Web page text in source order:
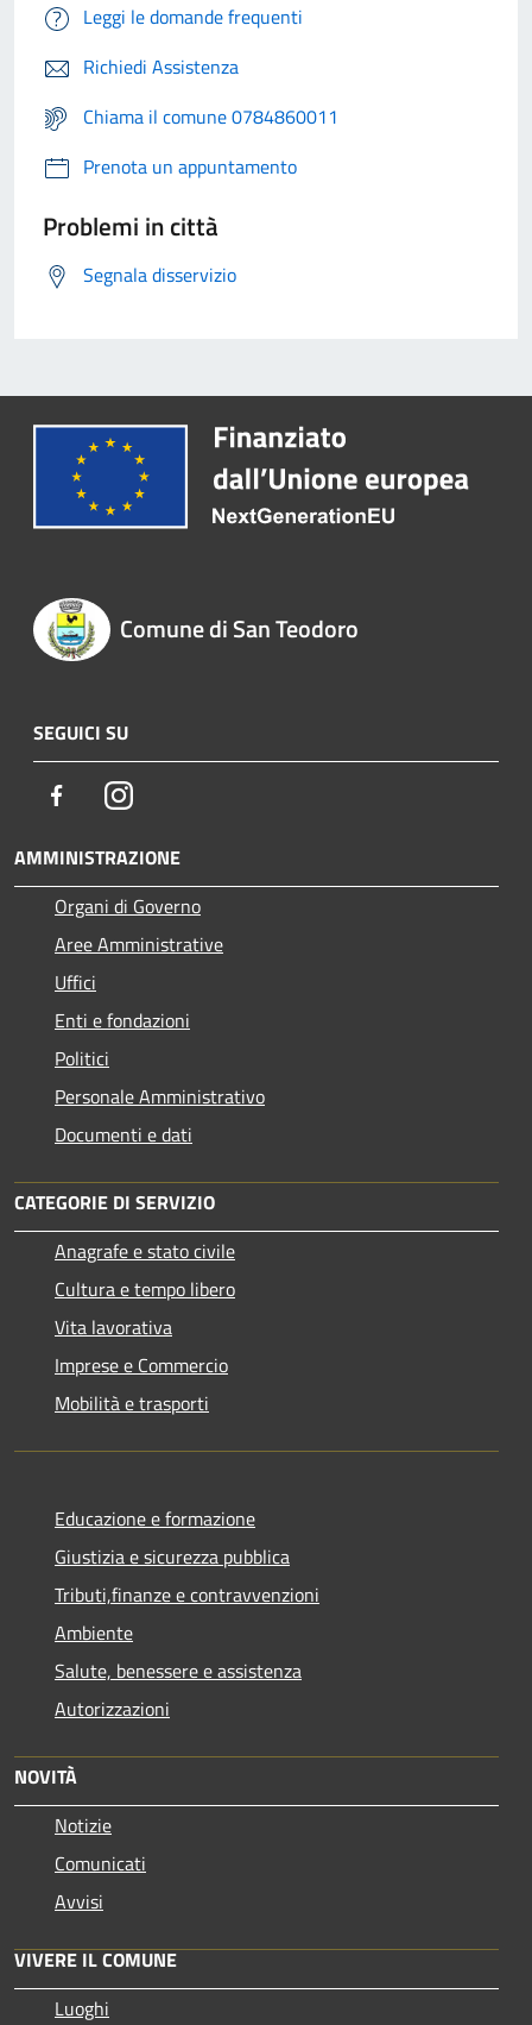
Leggi le domande frequenti
Richiedi Assistenza
Chiama il comune 0784860011
Prenota un appuntamento
Problemi in città
Segnala disservizio
Comune di San Teodoro
SEGUICI SU
FacebookInstagram
AMMINISTRAZIONE
Organi di Governo
Aree Amministrative
Uffici
Enti e fondazioni
Politici
Personale Amministrativo
Documenti e dati
CATEGORIE DI SERVIZIO
Anagrafe e stato civile
Cultura e tempo libero
Vita lavorativa
Imprese e Commercio
Mobilità e trasporti
Educazione e formazione
Giustizia e sicurezza pubblica
Tributi,finanze e contravvenzioni
Ambiente
Salute, benessere e assistenza
Autorizzazioni
NOVITÀ
Notizie
Comunicati
Avvisi
VIVERE IL COMUNE
Luoghi